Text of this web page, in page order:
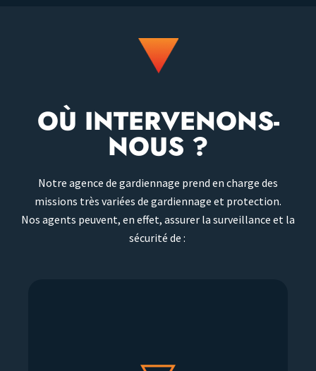
OÙ INTERVENONS-
NOUS ?
Notre agence de gardiennage prend en charge des
missions très variées de gardiennage et protection.
Nos agents peuvent, en effet, assurer la surveillance et la
sécurité de :